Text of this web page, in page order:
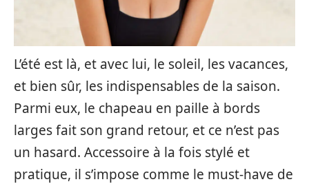
L’été est là, et avec lui, le soleil, les vacances,
et bien sûr, les indispensables de la saison.
Parmi eux, le chapeau en paille à bords
larges fait son grand retour, et ce n’est pas
un hasard. Accessoire à la fois stylé et
pratique, il s’impose comme le must-have de